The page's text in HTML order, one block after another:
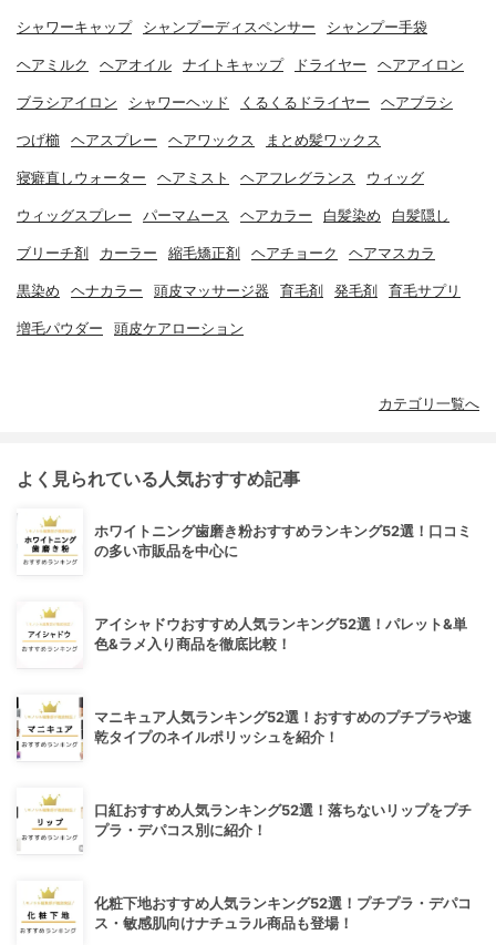
シャワーキャップ シャンプーディスペンサー シャンプー手袋
ヘアミルク ヘアオイル ナイトキャップ ドライヤー ヘアアイロン
ブラシアイロン シャワーヘッド くるくるドライヤー ヘアブラシ
つげ櫛 ヘアスプレー ヘアワックス まとめ髪ワックス
寝癖直しウォーター ヘアミスト ヘアフレグランス ウィッグ
ウィッグスプレー パーマムース ヘアカラー 白髪染め 白髪隠し
ブリーチ剤 カーラー 縮毛矯正剤 ヘアチョーク ヘアマスカラ
黒染め ヘナカラー 頭皮マッサージ器 育毛剤 発毛剤 育毛サプリ
増毛パウダー 頭皮ケアローション
カテゴリ一覧へ
よく見られている人気おすすめ記事
ホワイトニング歯磨き粉おすすめランキング52選！口コミ
の多い市販品を中心に
アイシャドウおすすめ人気ランキング52選！パレット&単
色&ラメ入り商品を徹底比較！
マニキュア人気ランキング52選！おすすめのプチプラや速
乾タイプのネイルポリッシュを紹介！
口紅おすすめ人気ランキング52選！落ちないリップをプチ
プラ・デパコス別に紹介！
化粧下地おすすめ人気ランキング52選！プチプラ・デパコ
ス・敏感肌向けナチュラル商品も登場！